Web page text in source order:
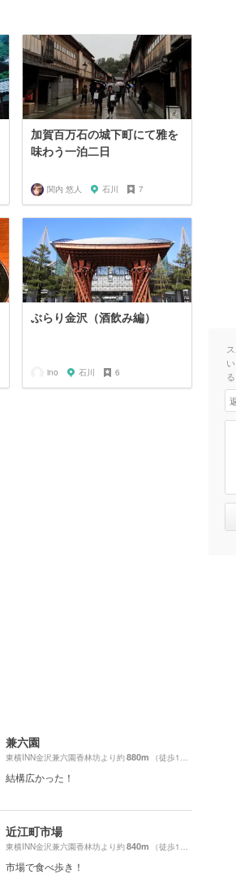
加賀百万石の城下町にて雅を
味わう一泊二日
関内 悠人 石川 7
ぶらり金沢（酒飲み編）
ino 石川 6
兼六園
東横INN金沢兼六園香林坊より約880m （徒歩15分）
結構広かった！
近江町市場
東横INN金沢兼六園香林坊より約840m （徒歩14分）
市場で食べ歩き！